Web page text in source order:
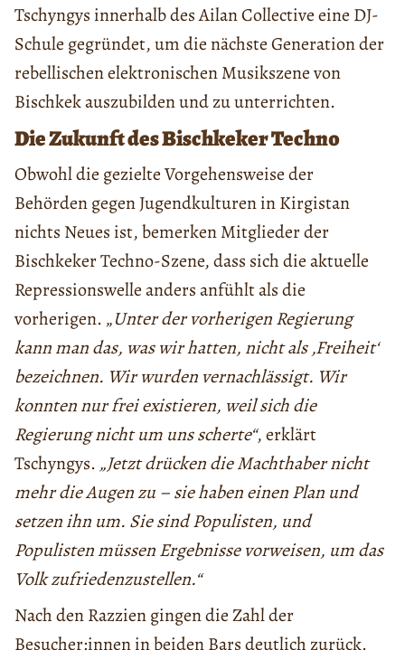
Tschyngys innerhalb des Ailan Collective eine DJ-
Schule gegründet, um die nächste Generation der
rebellischen elektronischen Musikszene von
Bischkek auszubilden und zu unterrichten.
Die Zukunft des Bischkeker Techno
Obwohl die gezielte Vorgehensweise der
Behörden gegen Jugendkulturen in Kirgistan
nichts Neues ist, bemerken Mitglieder der
Bischkeker Techno-Szene, dass sich die aktuelle
Repressionswelle anders anfühlt als die
vorherigen. „Unter der vorherigen Regierung
kann man das, was wir hatten, nicht als ‚Freiheit‘
bezeichnen. Wir wurden vernachlässigt. Wir
konnten nur frei existieren, weil sich die
Regierung nicht um uns scherte“, erklärt
Tschyngys. „Jetzt drücken die Machthaber nicht
mehr die Augen zu – sie haben einen Plan und
setzen ihn um. Sie sind Populisten, und
Populisten müssen Ergebnisse vorweisen, um das
Volk zufriedenzustellen.“
Nach den Razzien gingen die Zahl der
Besucher:innen in beiden Bars deutlich zurück.